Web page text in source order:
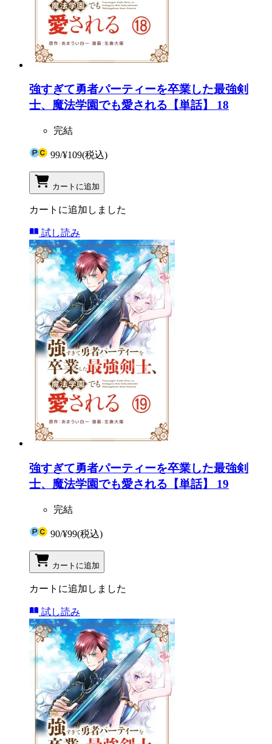
強すぎて勇者パーティーを卒業した最強剣
士、魔法学園でも愛される【単話】 18
完結
99/¥109(税込)
カートに追加
カートに追加しました
試し読み
強すぎて勇者パーティーを卒業した最強剣
士、魔法学園でも愛される【単話】 19
完結
90/¥99(税込)
カートに追加
カートに追加しました
試し読み